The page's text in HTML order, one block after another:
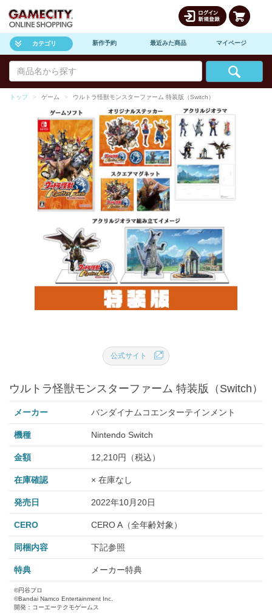
カテゴリ 新作予約 最近みた商品 マイページ
トップ ゲーム ウルトラ怪獣モンスターファーム 特装版（Switch）
公式サイト
ウルトラ怪獣モンスターファーム 特装版（Switch）
メーカー バンダイナムコエンターテインメント
機種 Nintendo Switch
金額 12,210円（税込）
在庫確認 × 在庫なし
発売日 2022年10月20日
CERO CERO A（全年齢対象）
同梱内容 下記参照
特典 メーカー特典
©円谷プロ
©Bandai Namco Entertainment Inc.
開発：コーエーテクモゲームス